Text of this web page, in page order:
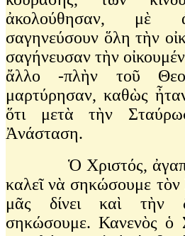
ἀκολούθησαν, μὲ
σαγηνεύσουν ὅλη τὴν
σαγήνευσαν τὴν
ἄλλο -πλὴν τοῦ
μαρτύρησαν, καθὼς
ὅτι μετὰ τὴν
Ἀνάσταση.
Ὁ Χριστός,
καλεῖ νὰ σηκώσουμε
μᾶς δίνει καὶ τὴν
σηκώσουμε. Κανενὸς ὁ